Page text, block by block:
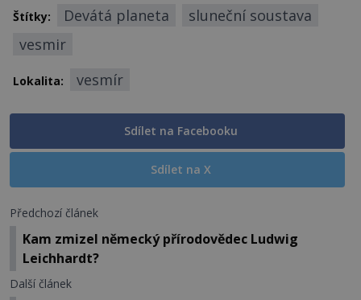
Štítky: Devátá planeta
sluneční soustava
vesmir
Lokalita: vesmír
Sdílet na Facebooku
Sdílet na X
Předchozí článek
Kam zmizel německý přírodovědec Ludwig
Leichhardt?
Další článek